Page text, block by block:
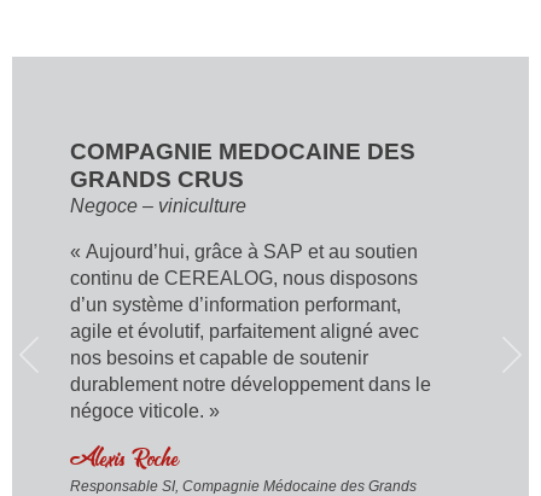
COMPAGNIE MEDOCAINE DES
GRANDS CRUS
negoce – viniculture
« Aujourd’hui, grâce à SAP et au soutien
continu de CEREALOG, nous disposons
d’un système d’information performant,
agile et évolutif, parfaitement aligné avec
nos besoins et capable de soutenir
durablement notre développement dans le
négoce viticole. »
Alexis Roche
Responsable SI, Compagnie Médocaine des Grands